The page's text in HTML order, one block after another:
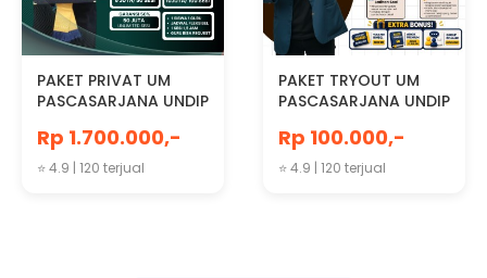
PAKET PRIVAT UM
PASCASARJANA UNDIP
Rp 1.700.000,-
⭐ 4.9 | 120 terjual
PAKET TRYOUT UM
PASCASARJANA UNDIP
Rp 100.000,-
⭐ 4.9 | 120 terjual